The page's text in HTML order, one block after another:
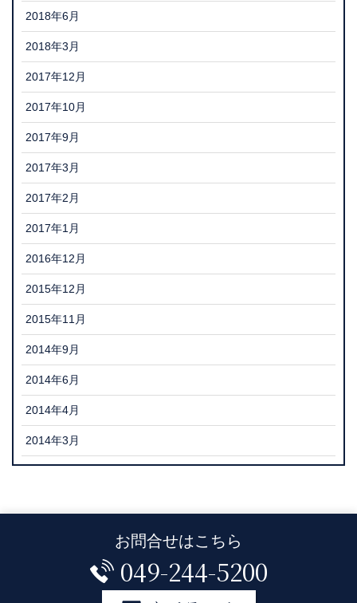
2018年6月
2018年3月
2017年12月
2017年10月
2017年9月
2017年3月
2017年2月
2017年1月
2016年12月
2015年12月
2015年11月
2014年9月
2014年6月
2014年4月
2014年3月
お問合せはこちら
049-244-5200